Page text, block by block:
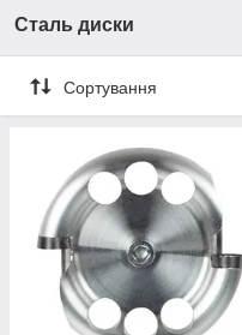
Сталь диски
Сортування